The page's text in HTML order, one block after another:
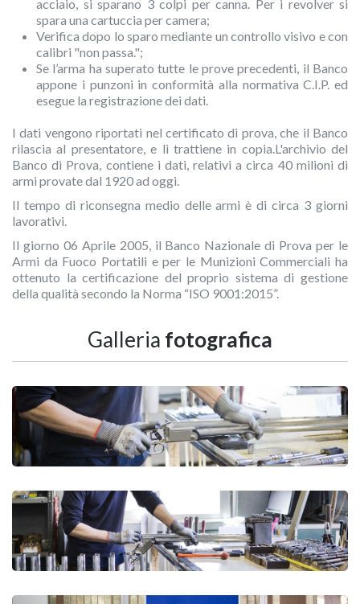
acciaio, si sparano 3 colpi per canna. Per i revolver si
spara una cartuccia per camera;
Verifica dopo lo sparo mediante un controllo visivo e con
calibri "non passa.";
Se l’arma ha superato tutte le prove precedenti, il Banco
appone i punzoni in conformità alla normativa C.I.P. ed
esegue la registrazione dei dati.
I dati vengono riportati nel certificato di prova, che il Banco
rilascia al presentatore, e li trattiene in copia.L'archivio del
Banco di Prova, contiene i dati, relativi a circa 40 milioni di
armi provate dal 1920 ad oggi.
Il tempo di riconsegna medio delle armi è di circa 3 giorni
lavorativi.
Il giorno 06 Aprile 2005, il Banco Nazionale di Prova per le
Armi da Fuoco Portatili e per le Munizioni Commerciali ha
ottenuto la certificazione del proprio sistema di gestione
della qualità secondo la Norma “ISO 9001:2015”.
Galleria fotografica